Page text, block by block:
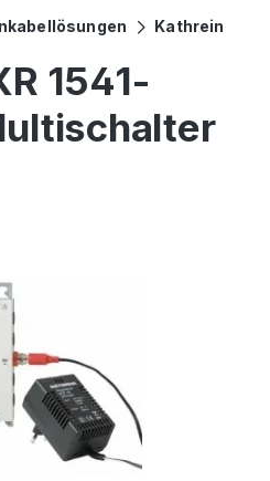
Kathrein
1541-